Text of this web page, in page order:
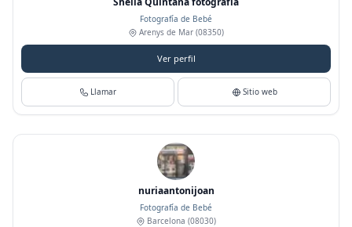
Fotografía de Bebé
Arenys de Mar (08350)
Ver perfil
Llamar Sitio web
nuriaantonijoan
Fotografía de Bebé
Barcelona (08030)